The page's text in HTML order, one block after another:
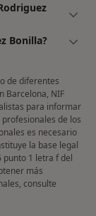
Bonilla?
de diferentes
Barcelona, NIF
para informar
de los
es necesario
la base legal
punto 1 letra f del
más
consulte